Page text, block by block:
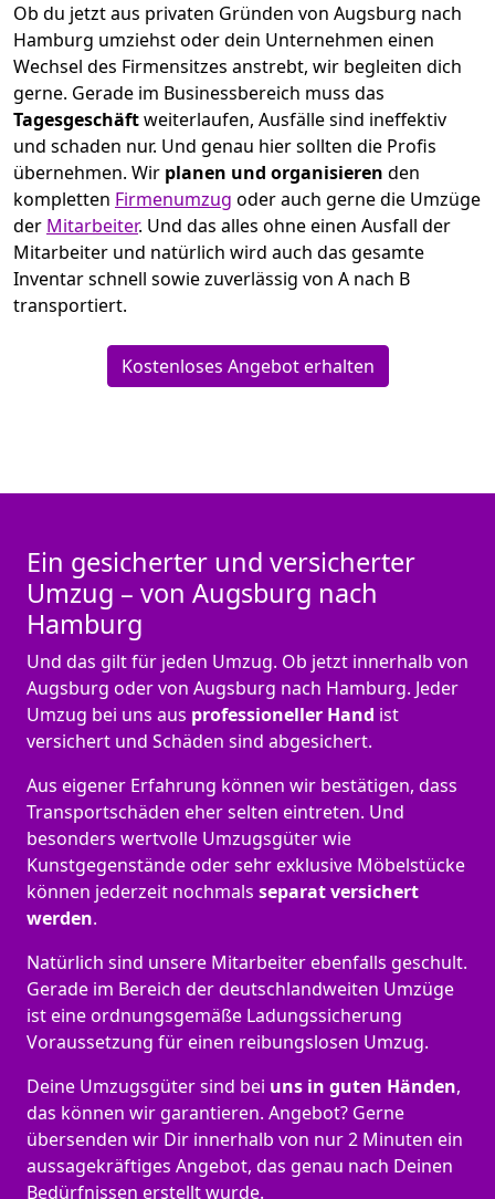
Ob du jetzt aus privaten Gründen von Augsburg nach
Hamburg umziehst oder dein Unternehmen einen
Wechsel des Firmensitzes anstrebt, wir begleiten dich
gerne. Gerade im Businessbereich muss das
Tagesgeschäftweiterlaufen, Ausfälle sind ineffektiv
und schaden nur. Und genau hier sollten die Profis
übernehmen. Wir planen und organisieren den
kompletten Firmenumzug oder auch gerne die Umzüge
der Mitarbeiter. Und das alles ohne einen Ausfall der
Mitarbeiter und natürlich wird auch das gesamte
Inventar schnell sowie zuverlässig von A nach B
transportiert.
Kostenloses Angebot erhalten
Ein gesicherter und versicherter
Umzug – von Augsburg nach
Hamburg
Und das gilt für jeden Umzug. Ob jetzt innerhalb von
Augsburg oder von Augsburg nach Hamburg. Jeder
Umzug bei uns aus professioneller Hand ist
versichert und Schäden sind abgesichert.
Aus eigener Erfahrung können wir bestätigen, dass
Transportschäden eher selten eintreten. Und
besonders wertvolle Umzugsgüter wie
Kunstgegenstände oder sehr exklusive Möbelstücke
können jederzeit nochmals separat versichert
werden.
Natürlich sind unsere Mitarbeiter ebenfalls geschult.
Gerade im Bereich der deutschlandweiten Umzüge
ist eine ordnungsgemäße Ladungssicherung
Voraussetzung für einen reibungslosen Umzug.
Deine Umzugsgüter sind bei uns in guten Händen,
das können wir garantieren. Angebot? Gerne
übersenden wir Dir innerhalb von nur 2 Minuten ein
aussagekräftiges Angebot, das genau nach Deinen
Bedürfnissen erstellt wurde.